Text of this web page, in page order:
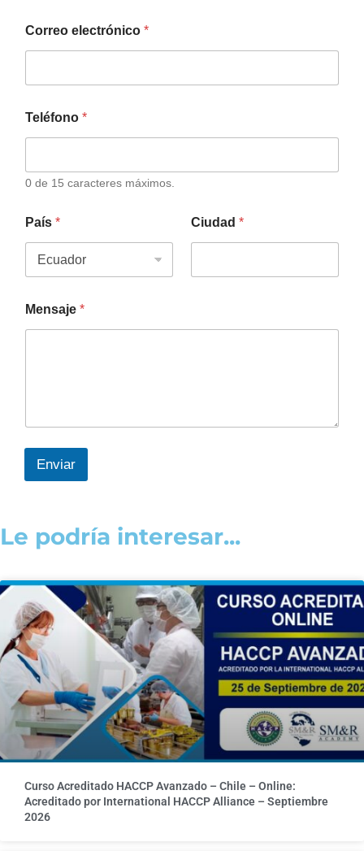
Correo electrónico *
Teléfono *
0 de 15 caracteres máximos.
País * Ciudad *
Mensaje *
Enviar
Le podría interesar...
Curso Acreditado HACCP Avanzado – Chile – Online:
Acreditado por International HACCP Alliance – Septiembre
2026